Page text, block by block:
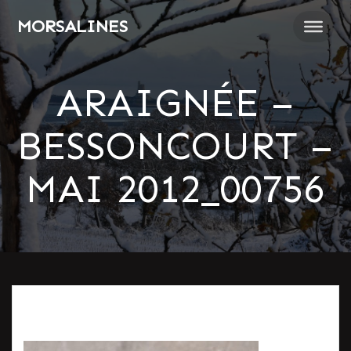
Passer
au
MORSALINES
ARAIGNÉE –
BESSONCOURT –
MAI 2012_00756